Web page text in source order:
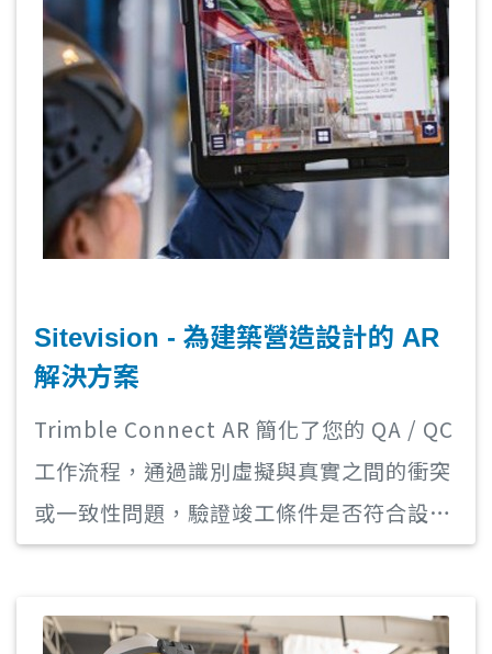
場視覺化 - 該功能將為公司的第一個工程產
生效益。
Sitevision - 為建築營造設計的 AR
解決方案
Trimble Connect AR 簡化了您的 QA / QC
工作流程，通過識別虛擬與真實之間的衝突
或一致性問題，驗證竣工條件是否符合設
計，並允許團隊以一致的基礎進行溝通和協
計模型，徹底改變您的 QA / QC 工作流程。